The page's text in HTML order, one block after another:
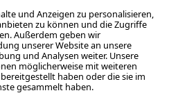
im SalzburgerLand
im SalzburgerLand